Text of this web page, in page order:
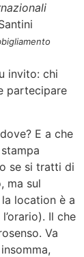
invito: chi
partecipare
E a che
se si tratti di
ma sul
location è a
Il che
Va